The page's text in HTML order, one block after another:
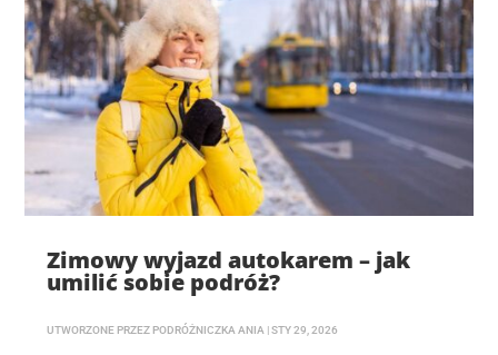
Zimowy wyjazd autokarem – jak
umilić sobie podróż?
UTWORZONE PRZEZ PODRÓŻNICZKA ANIA |STY 29, 2026